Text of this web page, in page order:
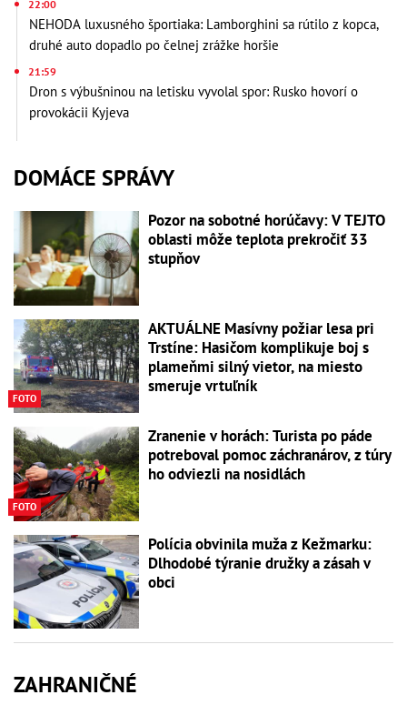
22:00
NEHODA luxusného športiaka: Lamborghini sa rútilo z kopca,
druhé auto dopadlo po čelnej zrážke horšie
21:59
Dron s výbušninou na letisku vyvolal spor: Rusko hovorí o
provokácii Kyjeva
DOMÁCE SPRÁVY
Pozor na sobotné horúčavy: V TEJTO
oblasti môže teplota prekročiť 33
stupňov
FOTO
AKTUÁLNE Masívny požiar lesa pri
Trstíne: Hasičom komplikuje boj s
plameňmi silný vietor, na miesto
smeruje vrtuľník
FOTO
Zranenie v horách: Turista po páde
potreboval pomoc záchranárov, z túry
ho odviezli na nosidlách
Polícia obvinila muža z Kežmarku:
Dlhodobé týranie družky a zásah v
obci
ZAHRANIČNÉ